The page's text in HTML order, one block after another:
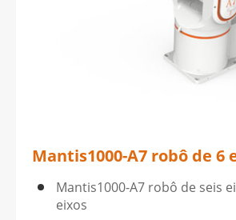
Mantis1000-A7 robô de 6
Mantis1000-A7 robô de seis
eixos